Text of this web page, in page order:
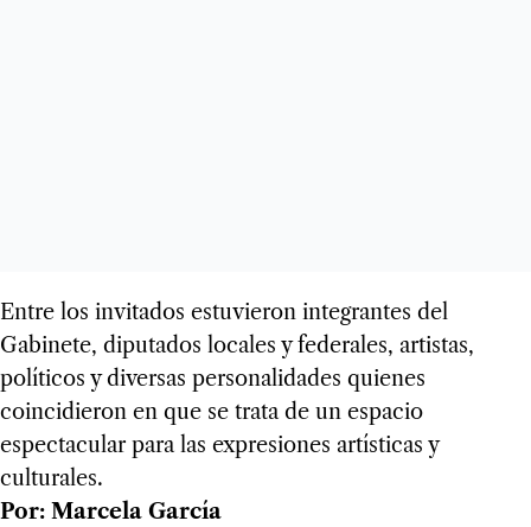
Entre los invitados estuvieron integrantes del
Gabinete, diputados locales y federales, artistas,
políticos y diversas personalidades quienes
coincidieron en que se trata de un espacio
espectacular para las expresiones artísticas y
culturales.
Por: Marcela García